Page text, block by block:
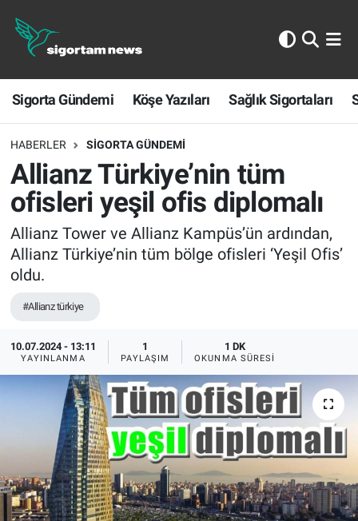
Sigorta Gündemi Köşe Yazıları Sağlık Sigortaları
HABERLER SIGORTA GÜNDEMI
Allianz Türkiye’nin tüm
ofisleri yeşil ofis diplomalı
Allianz Tower ve Allianz Kampüs’ün ardından,
Allianz Türkiye’nin tüm bölge ofisleri ‘Yeşil Ofis’
oldu.
#Allianz türkiye
10.07.2024 - 13:11
YAYINLANMA
1
PAYLAŞIM
1 DK
OKUNMA SÜRESI
Sigorta Gündemi
Köşe Yazıları
Sağlık Sigortaları
Sporun Sigortası
Ekonomi